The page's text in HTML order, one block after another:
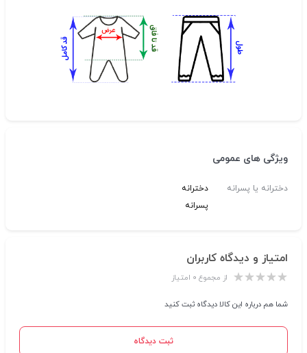
ویژگی های عمومی
دخترانه یا پسرانه
دخترانه
پسرانه
امتیاز و دیدگاه کاربران
از مجموع ۰ امتیاز
شما هم درباره این کالا دیدگاه ثبت کنید
ثبت دیدگاه